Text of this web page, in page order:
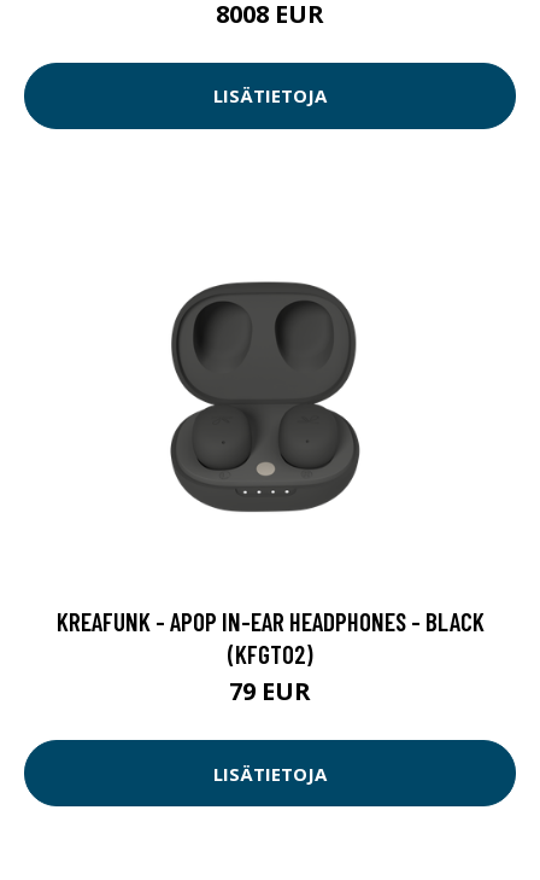
8008 EUR
LISÄTIETOJA
KREAFUNK - APOP IN-EAR HEADPHONES - BLACK
(KFGT02)
79 EUR
LISÄTIETOJA